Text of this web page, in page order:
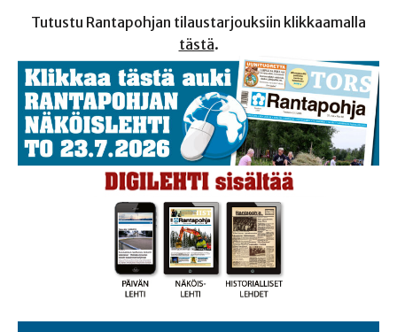
Tutustu Rantapohjan tilaustarjouksiin klikkaamalla
tästä.